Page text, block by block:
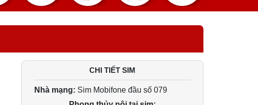
CHI TIẾT SIM
Nhà mạng: Sim Mobifone đầu số 079